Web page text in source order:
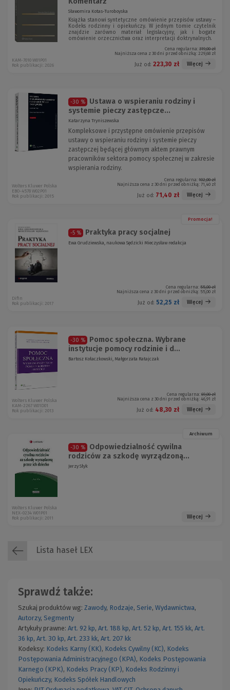
Sławomira Kotas-Turoboyska
Książka stanowi syntetyczne omówienie przepisów ustawy –
Kodeks rodzinny i opiekuńczy. W jednym tomie czytelnik
znajdzie zarówno materiał legislacyjny, jak i bogate
omówienie orzecznictwa oraz interpretacji doktrynalnych.
Cena regularna: 319,00 zł
Najniższa cena z 30 dni przed obniżką: 229,68 zł
Już od: 223,30 zł Więcej
KAM-7010 W01P01
Rok publikacji: 2026
-30 %
Ustawa o wspieraniu rodziny i
systemie pieczy zastępcze...
Katarzyna Tryniszewska
Kompleksowe i przystępne omówienie przepisów
ustawy o wspieraniu rodziny i systemie pieczy
zastępczej będącej głównym aktem prawnym
pracowników sektora pomocy społecznej w zakresie
wspierania rodziny.
Cena regularna: 102,00 zł
Najniższa cena z 30 dni przed obniżką: 71,40 zł
Już od: 71,40 zł Więcej
Wolters Kluwer Polska
EBO-4578 W02P01
Rok publikacji: 2015
Promocja!
-5 % Praktyka pracy socjalnej
Ewa Grudziewska, naukowa Sędzicki Mieczysław redakcja
Cena regularna: 55,00 zł
Najniższa cena z 30 dni przed obniżką: 55,00 zł
Już od: 52,25 zł Więcej
Difin
Rok publikacji: 2017
-30 %
Pomoc społeczna. Wybrane
instytucje pomocy rodzinie i d...
Bartosz Kołaczkowski, Małgorzata Ratajczak
Cena regularna: 69,00 zł
Najniższa cena z 30 dni przed obniżką: 46,91 zł
Już od: 48,30 zł Więcej
Wolters Kluwer Polska
KAM-2267 W01D01
Rok publikacji: 2013
Archiwum
-30 %
Odpowiedzialność cywilna
rodziców za szkodę wyrządzoną...
Jerzy Słyk
Więcej
Wolters Kluwer Polska
NEX-0234 W01P01
Rok publikacji: 2011
Lista haseł LEX
Sprawdź także:
Szukaj produktów wg: Zawody, Rodzaje, Serie, Wydawnictwa,
Autorzy, Segmenty
Artykuły prawne: Art. 92 kp, Art. 188 kp, Art. 52 kp, Art. 155 kk, Art.
36 kp, Art. 30 kp, Art. 233 kk, Art. 207 kk
Kodeksy: Kodeks Karny (KK), Kodeks Cywilny (KC), Kodeks
Postępowania Administracyjnego (KPA), Kodeks Postępowania
Karnego (KPK), Kodeks Pracy (KP), Kodeks Rodzinny i
Opiekuńczy, Kodeks Spółek Handlowych